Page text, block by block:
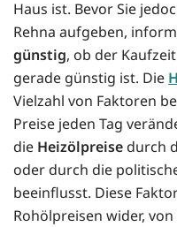
Haus ist. Bevor Sie
Rehna aufgeben,
günstig, ob der
gerade günstig ist. Die
Vielzahl von Faktoren
Preise jeden Tag
die Heizölpreise durch
oder durch die
beeinflusst. Diese
Rohölpreisen wider,